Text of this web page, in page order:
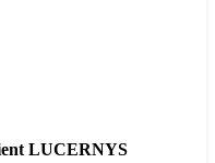
LUCERNYS